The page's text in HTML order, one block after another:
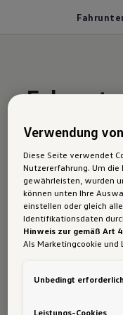
Der California ist
Vorgänger.
Platz. Dazu
assistierende
Verwendung
Diese Seite verwendet
Nutzererfahrung. Um
gewährleisten, wurden
können unten Ihre
einstellen oder gleich
Identifikationsdaten
Hinweis zur gemäß Art
Als Marketingcookie
Daten in die USA
Unbedingt
Leistungs-Cookies